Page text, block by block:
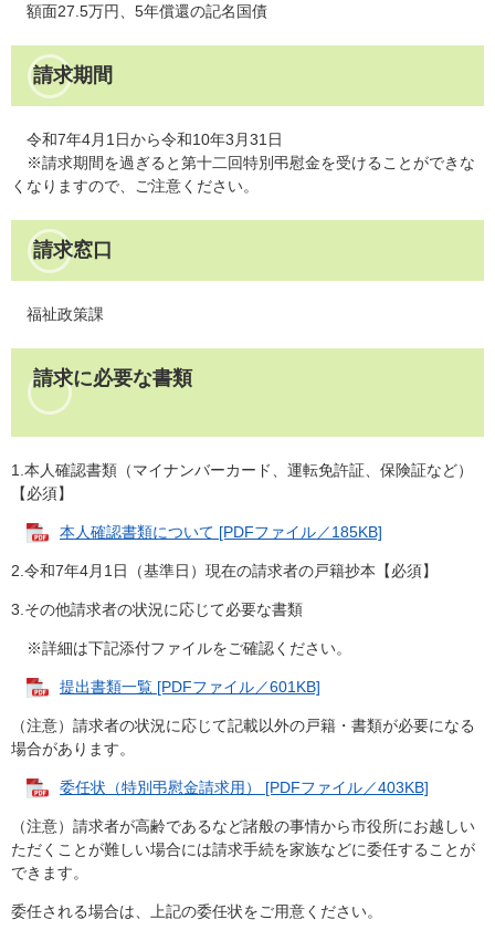
額面27.5万円、5年償還の記名国債
請求期間
令和7年4月1日から令和10年3月31日
※請求期間を過ぎると第十二回特別弔慰金を受けることができな
くなりますので、ご注意ください。
請求窓口
福祉政策課
請求に必要な書類
1.本人確認書類（マイナンバーカード、運転免許証、保険証など）
【必須】
本人確認書類について [PDFファイル／185KB]
2.令和7年4月1日（基準日）現在の請求者の戸籍抄本【必須】
3.その他請求者の状況に応じて必要な書類
※詳細は下記添付ファイルをご確認ください。
提出書類一覧 [PDFファイル／601KB]
（注意）請求者の状況に応じて記載以外の戸籍・書類が必要になる
場合があります。
委任状（特別弔慰金請求用） [PDFファイル／403KB]
（注意）請求者が高齢であるなど諸般の事情から市役所にお越しい
ただくことが難しい場合には請求手続を家族などに委任することが
できます。
委任される場合は、上記の委任状をご用意ください。